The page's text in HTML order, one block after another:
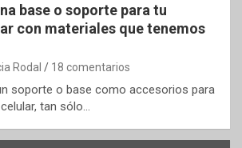
base o soporte para tu
con materiales que tenemos
Rodal 18 comentarios
soporte o base como accesorios para
tan sólo…